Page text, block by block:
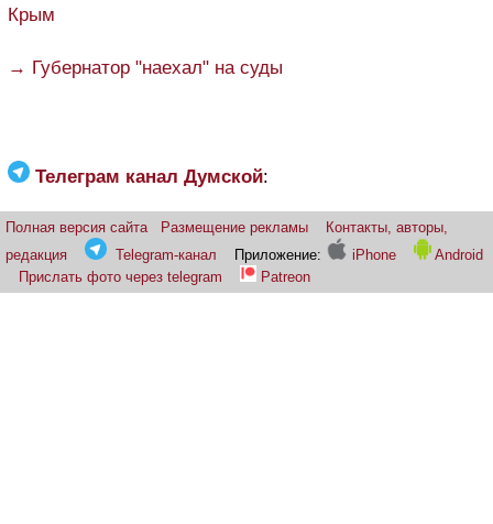
Крым
→ Губернатор "наехал" на суды
Телеграм канал Думской:
Полная версия сайта Размещение рекламы
Контакты, авторы,
редакция
Telegram-канал Приложение: iPhone
Android
Прислать фото через telegram
Patreon